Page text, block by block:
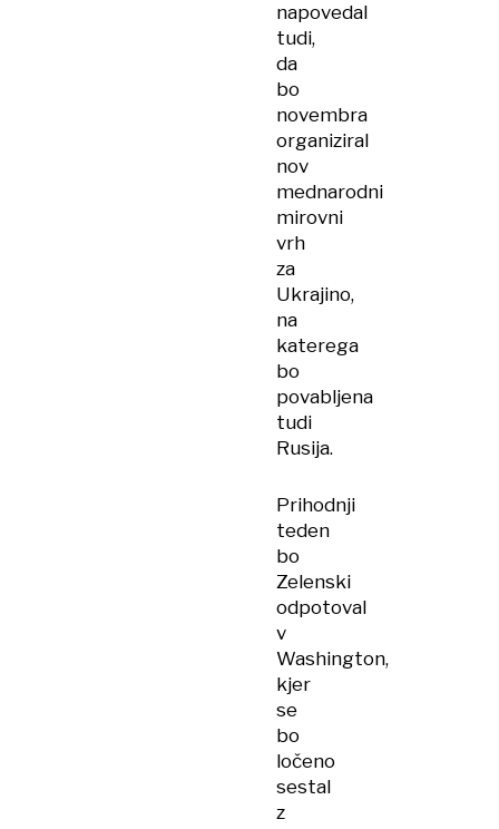
napovedal
tudi,
da
bo
novembra
organiziral
nov
mednarodni
mirovni
vrh
za
Ukrajino,
na
katerega
bo
povabljena
tudi
Rusija.
Prihodnji
teden
bo
Zelenski
odpotoval
v
Washington,
kjer
se
bo
ločeno
sestal
z